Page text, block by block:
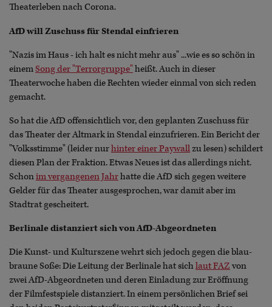
Theaterleben nach Corona.
AfD will Zuschuss für Stendal einfrieren
"Nazis im Haus - ich halt es nicht mehr aus" ...wie es so schön in
einemSong der "Terrorgruppe"heißt. Auch in dieser
Theaterwoche haben die Rechten wieder einmal von sich reden
gemacht.
So hat die AfD offensichtlich vor, den geplanten Zuschuss für
das Theater der Altmark in Stendal einzufrieren. Ein Bericht der
"Volksstimme" (leider nurhinter einer Paywallzu lesen) schildert
diesen Plan der Fraktion. Etwas Neues ist das allerdings nicht.
Schonim vergangenen Jahrhatte die AfD sich gegen weitere
Gelder für das Theater ausgesprochen, war damit aber im
Stadtrat gescheitert.
Berlinale distanziert sich von AfD-Abgeordneten
Die Kunst- und Kulturszene wehrt sich jedoch gegen die blau-
braune Soße: Die Leitung der Berlinale hat sichlaut FAZ von
zwei AfD-Abgeordneten und deren Einladung zur Eröffnung
der Filmfestspiele distanziert. In einem persönlichen Brief sei